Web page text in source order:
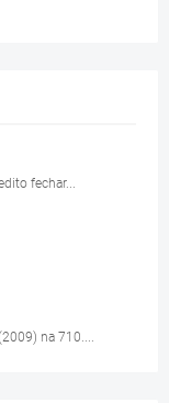
fechar...
na 710....